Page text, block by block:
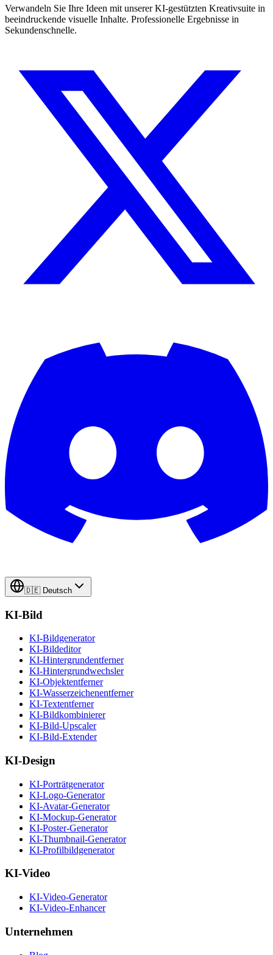
Verwandeln Sie Ihre Ideen mit unserer KI-gestützten Kreativsuite in
beeindruckende visuelle Inhalte. Professionelle Ergebnisse in
Sekundenschnelle.
🇩🇪 Deutsch
KI-Bild
KI-Bildgenerator
KI-Bildeditor
KI-Hintergrundentferner
KI-Hintergrundwechsler
KI-Objektentferner
KI-Wasserzeichenentferner
KI-Textentferner
KI-Bildkombinierer
KI-Bild-Upscaler
KI-Bild-Extender
KI-Design
KI-Porträtgenerator
KI-Logo-Generator
KI-Avatar-Generator
KI-Mockup-Generator
KI-Poster-Generator
KI-Thumbnail-Generator
KI-Profilbildgenerator
KI-Video
KI-Video-Generator
KI-Video-Enhancer
Unternehmen